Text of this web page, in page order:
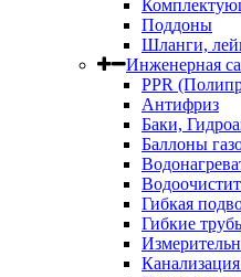
Поддоны
Шланги,
Инженерная
PPR
Антифриз
Баки,
Баллоны
Гибкая
Гибкие